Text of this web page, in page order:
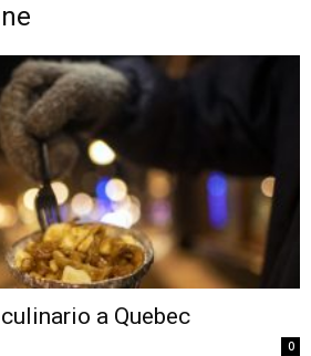
a Quebec
0